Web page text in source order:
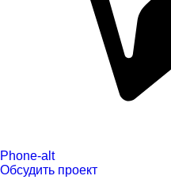
Phone-alt
Обсудить проект